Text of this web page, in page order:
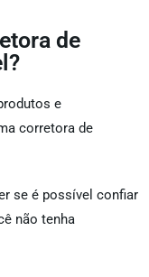
de
e
corretora de
se é possível confiar
não tenha